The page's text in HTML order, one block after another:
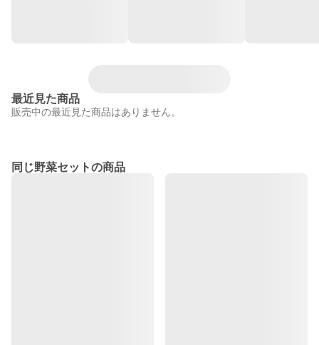
最近見た商品
販売中の最近見た商品はありません。
同じ野菜セットの商品